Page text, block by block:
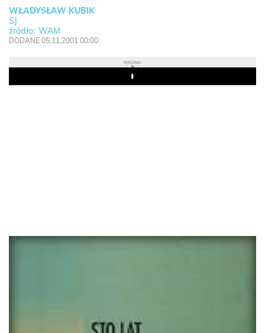
WŁADYSŁAW KUBIK
SJ
WAM
DODANE 05.11.2001 00:00
REKLAMA
Play